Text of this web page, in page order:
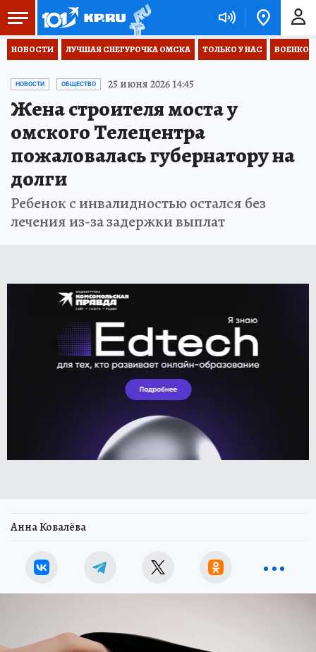
НОВОСТИ ЛУЧШАЯ СНЕГУРОЧКА ОМСКА ТОЛЬКО У НАС
НОВОСТИ ОБЩЕСТВО 25 июня 2026 14:45
Жена строителя моста у
омского Телецентра
пожаловалась губернатору на
долги
Ребенок с инвалидностью остался без
лечения из-за задержки выплат
Анна Ковалёва